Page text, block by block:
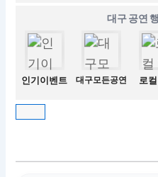
대구 공연
인기이벤트 대구모든공연 로